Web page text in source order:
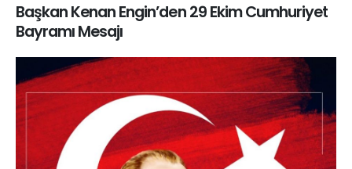
Başkan Kenan Engin’den 29 Ekim Cumhuriyet
Bayramı Mesajı